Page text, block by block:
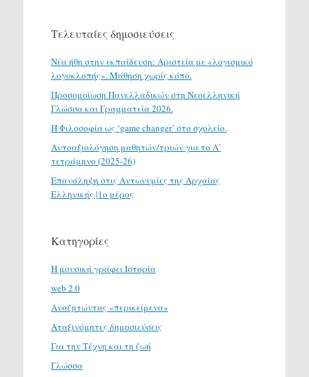
Τελευταίες δημοσιεύσεις
Νέα ήθη στην εκπαίδευση: Αριστεία με «λογισμικό
λογοκλοπής». Μάθηση χωρίς κόπο.
Προσομοίωση Πανελλαδικών στη Νεοελληνική
Γλώσσα και Γραμματεία 2026.
H Φιλοσοφία ως ‘game changer’ στο σχολείο.
Αυτοαξιολόγηση μαθητών/τριών για το Α΄
τετράμηνο (2025-26)
Επανάληψη στις Αντωνυμίες της Αρχαίας
Ελληνικής |1ο μέρος
Κατηγορίες
H μουσική γράφει Ιστορία
web 2.0
Αναζητώντας «περικείμενα»
Αταξινόμητες δημοσιεύσεις
Για την Τέχνη και τη ζωή
Γλώσσα